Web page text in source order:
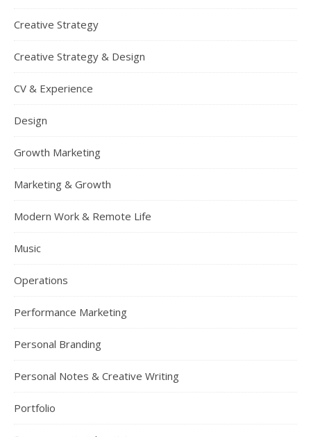
Creative Strategy
Creative Strategy & Design
CV & Experience
Design
Growth Marketing
Marketing & Growth
Modern Work & Remote Life
Music
Operations
Performance Marketing
Personal Branding
Personal Notes & Creative Writing
Portfolio